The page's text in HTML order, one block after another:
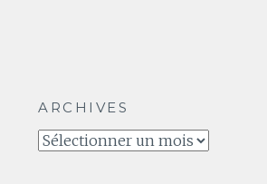
ARCHIVES
Archives